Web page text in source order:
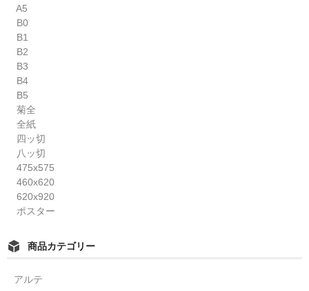
A5
B0
B1
B2
B3
B4
B5
菊全
全紙
四ッ切
八ッ切
475x575
460x620
620x920
ポスター
商品カテゴリー
アルテ